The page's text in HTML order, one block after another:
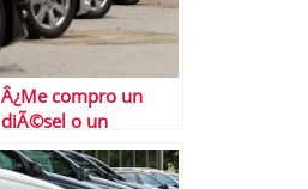
Â¿Me compro un
diÃ©sel o un
gasolina?